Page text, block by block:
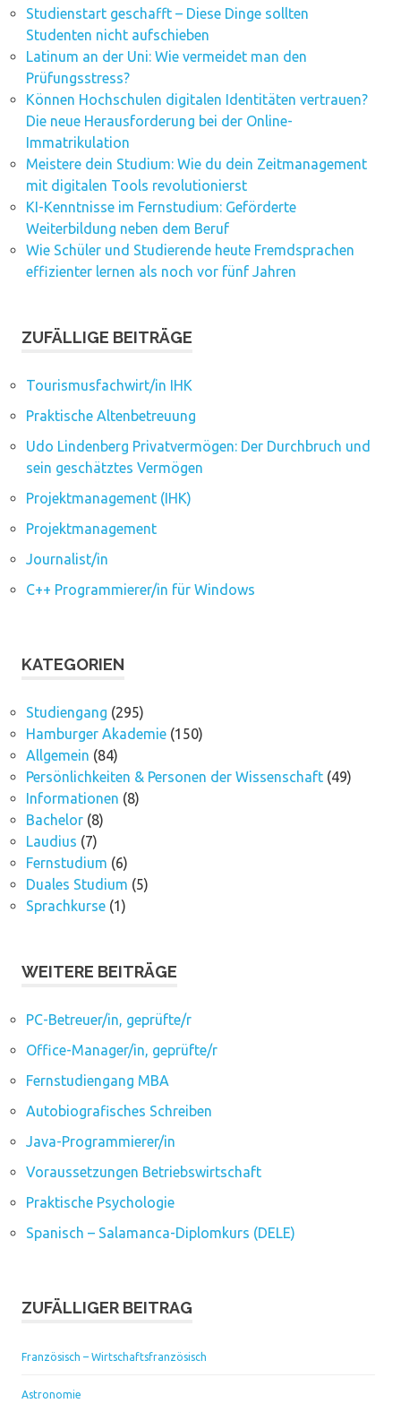
Studienstart geschafft – Diese Dinge sollten
Studenten nicht aufschieben
Latinum an der Uni: Wie vermeidet man den
Prüfungsstress?
Können Hochschulen digitalen Identitäten vertrauen?
Die neue Herausforderung bei der Online-
Immatrikulation
Meistere dein Studium: Wie du dein Zeitmanagement
mit digitalen Tools revolutionierst
KI-Kenntnisse im Fernstudium: Geförderte
Weiterbildung neben dem Beruf
Wie Schüler und Studierende heute Fremdsprachen
effizienter lernen als noch vor fünf Jahren
ZUFÄLLIGE BEITRÄGE
Tourismusfachwirt/in IHK
Praktische Altenbetreuung
Udo Lindenberg Privatvermögen: Der Durchbruch und
sein geschätztes Vermögen
Projektmanagement (IHK)
Projektmanagement
Journalist/in
C++ Programmierer/in für Windows
KATEGORIEN
Studiengang (295)
Hamburger Akademie(150)
Allgemein (84)
Persönlichkeiten & Personen der Wissenschaft(49)
Informationen (8)
Bachelor(8)
Laudius (7)
Fernstudium (6)
Duales Studium (5)
Sprachkurse(1)
WEITERE BEITRÄGE
PC-Betreuer/in, geprüfte/r
Office-Manager/in, geprüfte/r
Fernstudiengang MBA
Autobiografisches Schreiben
Java-Programmierer/in
Voraussetzungen Betriebswirtschaft
Praktische Psychologie
Spanisch – Salamanca-Diplomkurs (DELE)
ZUFÄLLIGER BEITRAG
Französisch – Wirtschaftsfranzösisch
Astronomie